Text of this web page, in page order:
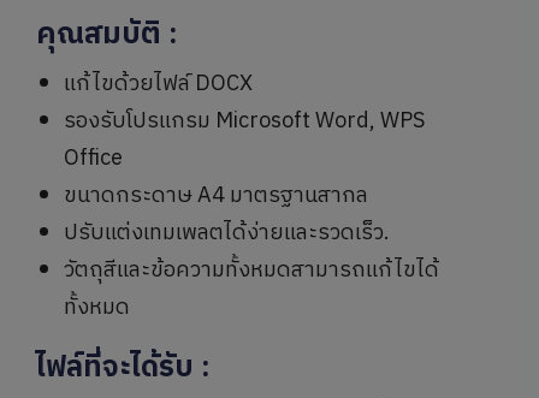
คุณสมบัติ :
แก้ไขด้วยไฟล์ DOCX
รองรับโปรแกรม Microsoft Word, WPS
Office
ขนาดกระดาษ A4 มาตรฐานสากล
ปรับแต่งเทมเพลตได้ง่ายและรวดเร็ว.
วัตถุสีและข้อความทั้งหมดสามารถแก้ไขได้
ทั้งหมด
ไฟล์ที่จะได้รับ :